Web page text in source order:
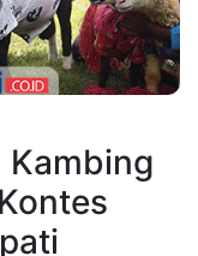
Kambing